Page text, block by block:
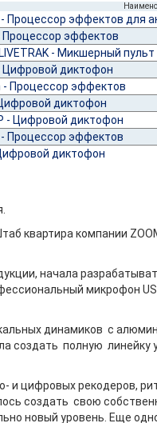
- Процессор эффектов для
Процессор эффектов
- Микшерный пульт
Цифровой диктофон
- Процессор эффектов
диктофон
- Цифровой диктофон
- Процессор эффектов
диктофон
квартира компании
начала
микрофон
динамиков с
создать полную линейку
и цифровых рекодеров,
создать свою
новый уровень. Еще